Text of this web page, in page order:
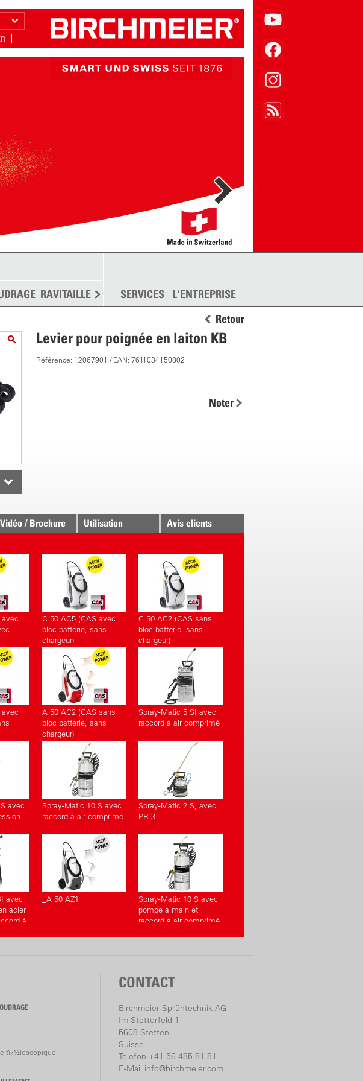
RAVITAILLEMENT DISPERSION PLUS
SERVICES L'ENTREPRISE
Retour
Levier pour poignée en laiton KB
Référence: 12067901 / EAN: 7611034150802
Noter
Vidéo / Brochure Utilisation Avis clients
avec
C 50 AC5 (CAS avec
bloc batterie, sans
chargeur)
C 50 AC2 (CAS sans
bloc batterie, sans
chargeur)
A 50 AC2 (CAS sans
bloc batterie, sans
chargeur)
Spray-Matic 5 SI avec
raccord à air comprimé
avec
Spray-Matic 10 S avec
raccord à air comprimé
Spray-Matic 2 S, avec
PR 3
avec
acier
à
_A 50 AZ1
Spray-Matic 10 S avec
pompe à main et
raccord à air comprimé
tï¿½lescopique
CONTACT
Birchmeier Sprühtechnik AG
Im Stetterfeld 1
5608 Stetten
Suisse
Telefon +41 56 485 81 81
E-Mail info@birchmeier.com